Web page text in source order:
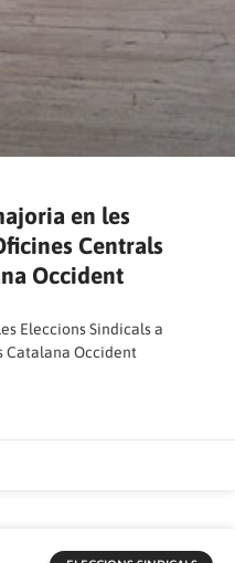
en les
Centrals
Occident
Eleccions Sindicals a
Catalana Occident